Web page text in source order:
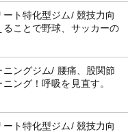
ト特化型ジム/ 競技力向
ことで野球、サッカーの
ングジム/ 腰痛、股関節
ング！呼吸を見直す。
ト特化型ジム/ 競技力向